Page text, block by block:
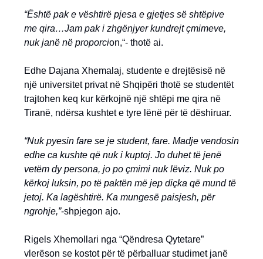
“Është pak e vështirë pjesa e gjetjes së shtëpive
me qira…Jam pak i zhgënjyer kundrejt çmimeve,
nuk janë në proporcion,“- thotë ai.
Edhe Dajana Xhemalaj, studente e drejtësisë në
një universitet privat në Shqipëri thotë se studentët
trajtohen keq kur kërkojnë një shtëpi me qira në
Tiranë, ndërsa kushtet e tyre lënë për të dëshiruar.
“Nuk pyesin fare se je student, fare. Madje vendosin
edhe ca kushte që nuk i kuptoj. Jo duhet të jenë
vetëm dy persona, jo po çmimi nuk lëviz. Nuk po
kërkoj luksin, po të paktën më jep diçka që mund të
jetoj. Ka lagështirë. Ka mungesë paisjesh, për
ngrohje,”-shpjegon ajo.
Rigels Xhemollari nga “Qëndresa Qytetare”
vlerëson se kostot për të përballuar studimet janë